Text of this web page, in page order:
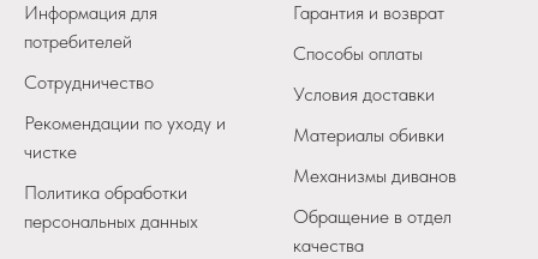
Информация для
потребителей
Сотрудничество
Рекомендации по уходу и
чистке
Политика обработки
персональных данных
Гарантия и возврат
Способы оплаты
Условия доставки
Материалы обивки
Механизмы диванов
Обращение в отдел
качества